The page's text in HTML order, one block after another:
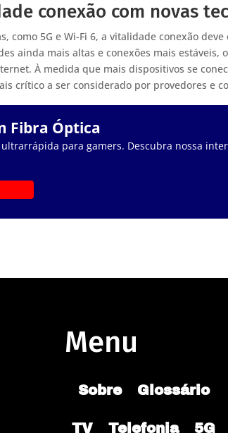
conexão com novas
como 5G e Wi-Fi 6, a vitalidade conexão
ainda mais altas e conexões mais estáveis,
À medida que mais dispositivos se
crítico a ser considerado por provedores e
Fibra Óptica
para gamers. Descubra nossa
Menu
Sobre Glossário
TV Telefonia 5G